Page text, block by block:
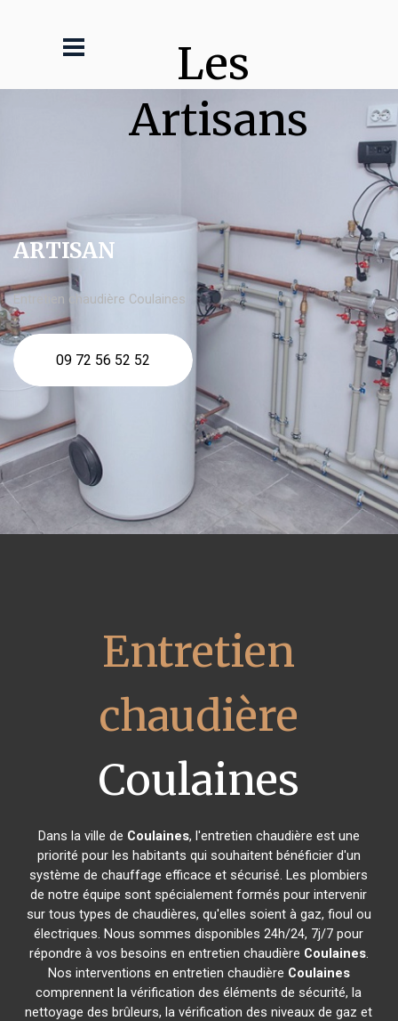
Les
Artisans
ARTISAN
Entretien chaudière Coulaines
09 72 56 52 52
Entretien
chaudière
Coulaines
Dans la ville de Coulaines, l'entretien chaudière est une
priorité pour les habitants qui souhaitent bénéficier d'un
système de chauffage efficace et sécurisé. Les plombiers
de notre équipe sont spécialement formés pour intervenir
sur tous types de chaudières, qu'elles soient à gaz, fioul ou
électriques. Nous sommes disponibles 24h/24, 7j/7 pour
répondre à vos besoins en entretien chaudière Coulaines.
Nos interventions en entretien chaudière Coulaines
comprennent la vérification des éléments de sécurité, la
nettoyage des brûleurs, la vérification des niveaux de gaz et